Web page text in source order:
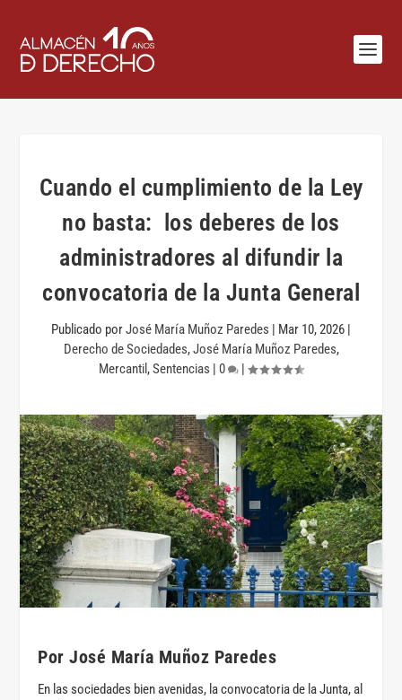
Cuando el cumplimiento de la Ley
no basta: los deberes de los
administradores al difundir la
convocatoria de la Junta General
Publicado porJosé María Muñoz Paredes | Mar 10, 2026 |
Derecho de Sociedades,José María Muñoz Paredes,
Mercantil ,Sentencias | 0 |
Por José María Muñoz Paredes
En las sociedades bien avenidas, la convocatoria de la Junta, al